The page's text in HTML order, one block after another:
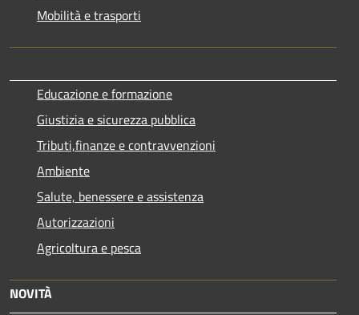
Mobilità e trasporti
Educazione e formazione
Giustizia e sicurezza pubblica
Tributi,finanze e contravvenzioni
Ambiente
Salute, benessere e assistenza
Autorizzazioni
Agricoltura e pesca
NOVITÀ